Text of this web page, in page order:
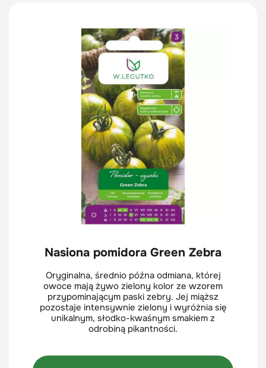
Nasiona pomidora Green Zebra
Oryginalna, średnio późna odmiana, której
owoce mają żywo zielony kolor ze wzorem
przypominającym paski zebry. Jej miąższ
pozostaje intensywnie zielony i wyróżnia się
unikalnym, słodko-kwaśnym smakiem z
odrobiną pikantności.